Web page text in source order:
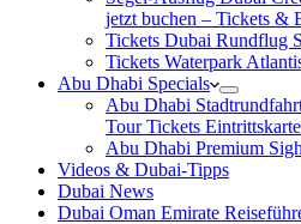
jetzt buchen – Tickets &
Tickets Dubai Rundflug
Tickets Waterpark
Abu Dhabi Specials
Abu Dhabi
Tour Tickets
Abu Dhabi Premium
Videos & Dubai-Tipps
Dubai News
Dubai Oman Emirate